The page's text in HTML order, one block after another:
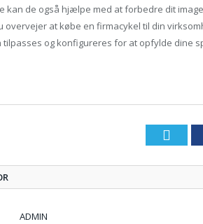
kan de også hjælpe med at forbedre dit
overvejer at købe en firmacykel til din
og konfigureres for at opfylde dine
ADMIN